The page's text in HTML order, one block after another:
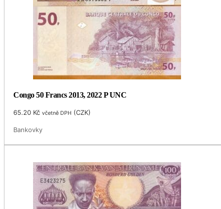
Congo 50 Francs 2013, 2022 P UNC
65.20 Kč včetně DPH (CZK)
Bankovky